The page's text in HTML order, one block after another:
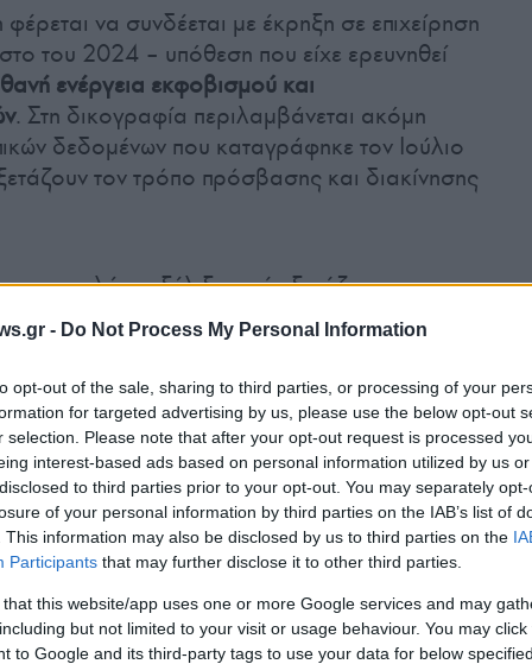
- Do Not Process My Personal Information
opt-out of the sale, sharing to third parties, or processing of your
for targeted advertising by us, please use the below opt-out
selection. Please note that after your opt-out request is processed
interest-based ads based on personal information utilized by us
to third parties prior to your opt-out. You may separately
of your personal information by third parties on the IAB’s list of
This information may also be disclosed by us to third parties on the
Participants that may further disclose it to other third parties.
that this website/app uses one or more Google services and may
but not limited to your visit or usage behaviour. You may
to Google and its third-party tags to use your data for below
να συνδέεται με έκρηξη σε επιχείρηση
του 2024 – υπόθεση που είχε ερευνηθεί
ενέργεια εκφοβισμού και
. Στη δικογραφία περιλαμβάνεται ακόμη
δεδομένων που καταγράφηκε τον Ιούλιο
τον τρόπο πρόσβασης και διακίνησης
σε πλήρη εξέλιξη, ενώ εξετάζεται το
και σε άλλες αξιόποινες
να οδηγηθούν ενώπιον της
2025 είχε δολοφονηθεί ένα από τα πιο
, οΓιώργος Μοσχούρης, σε κεντρικό
φαίνεται πωςείχαν στήσει καρτέρι στο
ιατρικό κέντρο επί της οδού Παλαιολόγου,
οποίοι στη συνέχεια εξαφανίστηκαν.